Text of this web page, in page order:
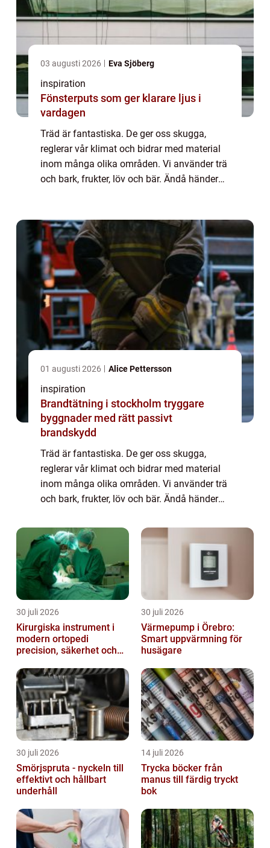
03 augusti 2026 Eva Sjöberg
inspiration
Fönsterputs som ger klarare ljus i
vardagen
Träd är fantastiska. De ger oss skugga,
reglerar vår klimat och bidrar med material
inom många olika områden. Vi använder trä
och bark, frukter, löv och bär. Ändå händer
beh...
01 augusti 2026 Alice Pettersson
inspiration
Brandtätning i stockholm tryggare
byggnader med rätt passivt
brandskydd
Träd är fantastiska. De ger oss skugga,
reglerar vår klimat och bidrar med material
inom många olika områden. Vi använder trä
och bark, frukter, löv och bär. Ändå händer
Anledningarna kan vara många till att man
beh...
30 juli 2026
Kirurgiska instrument i
modern ortopedi
precision, säkerhet och
30 juli 2026
Värmepump i Örebro:
Smart uppvärmning för
husägare
30 juli 2026
Smörjspruta - nyckeln till
effektivt och hållbart
underhåll
14 juli 2026
Trycka böcker från
manus till färdig tryckt
bok